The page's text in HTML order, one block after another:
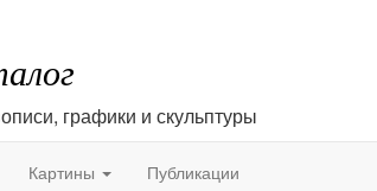
графики и скульптуры
Картины Публикации